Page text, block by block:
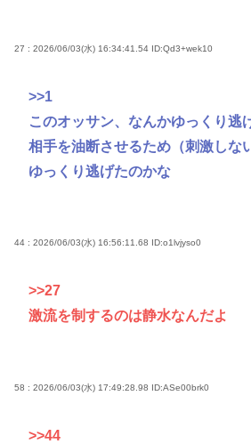
27 : 2026/06/03(水) 16:34:41.54 ID:Qd3+wek10
>>1
このオッサン、なんかゆっくり逃
相手を油断させるため（刺激しな
ゆっくり逃げたのかな
44 : 2026/06/03(水) 16:56:11.68 ID:o1lvjyso0
>>27
激流を制するのは静水なんだよ
58 : 2026/06/03(水) 17:49:28.98 ID:ASe00brk0
>>44